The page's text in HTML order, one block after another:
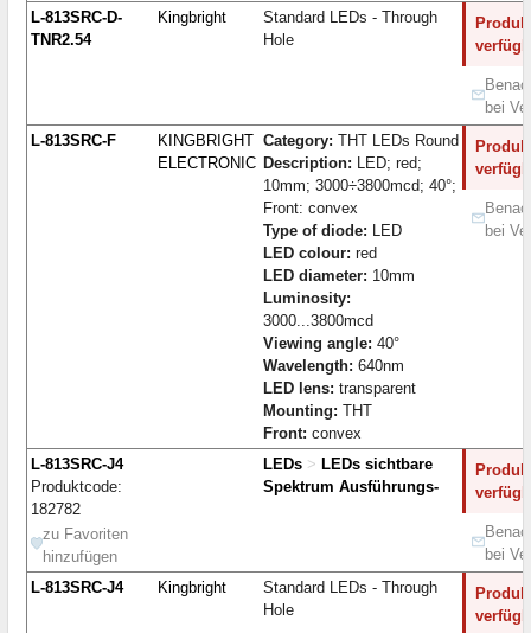
L-813SRC-D-
TNR2.54
Kingbright
Standard LEDs - Through
Hole
bei
L-813SRC-F
KINGBRIGHT
ELECTRONIC
Category: THT LEDs Round
Description: LED; red;
10mm; 3000÷3800mcd; 40°;
Front: convex
Type of diode: LED
LED colour: red
LED diameter: 10mm
Luminosity:
3000...3800mcd
Viewing angle: 40°
Wavelength: 640nm
LED lens: transparent
Mounting: THT
Front: convex
bei
L-813SRC-J4
Produktcode:
182782
zu Favoriten
hinzufügen
LEDs > LEDs sichtbare
Spektrum Ausführungs-
bei
L-813SRC-J4
Kingbright
Standard LEDs - Through
Hole